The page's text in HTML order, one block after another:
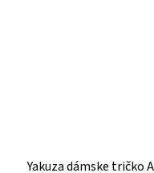
Yakuza dámske tričko